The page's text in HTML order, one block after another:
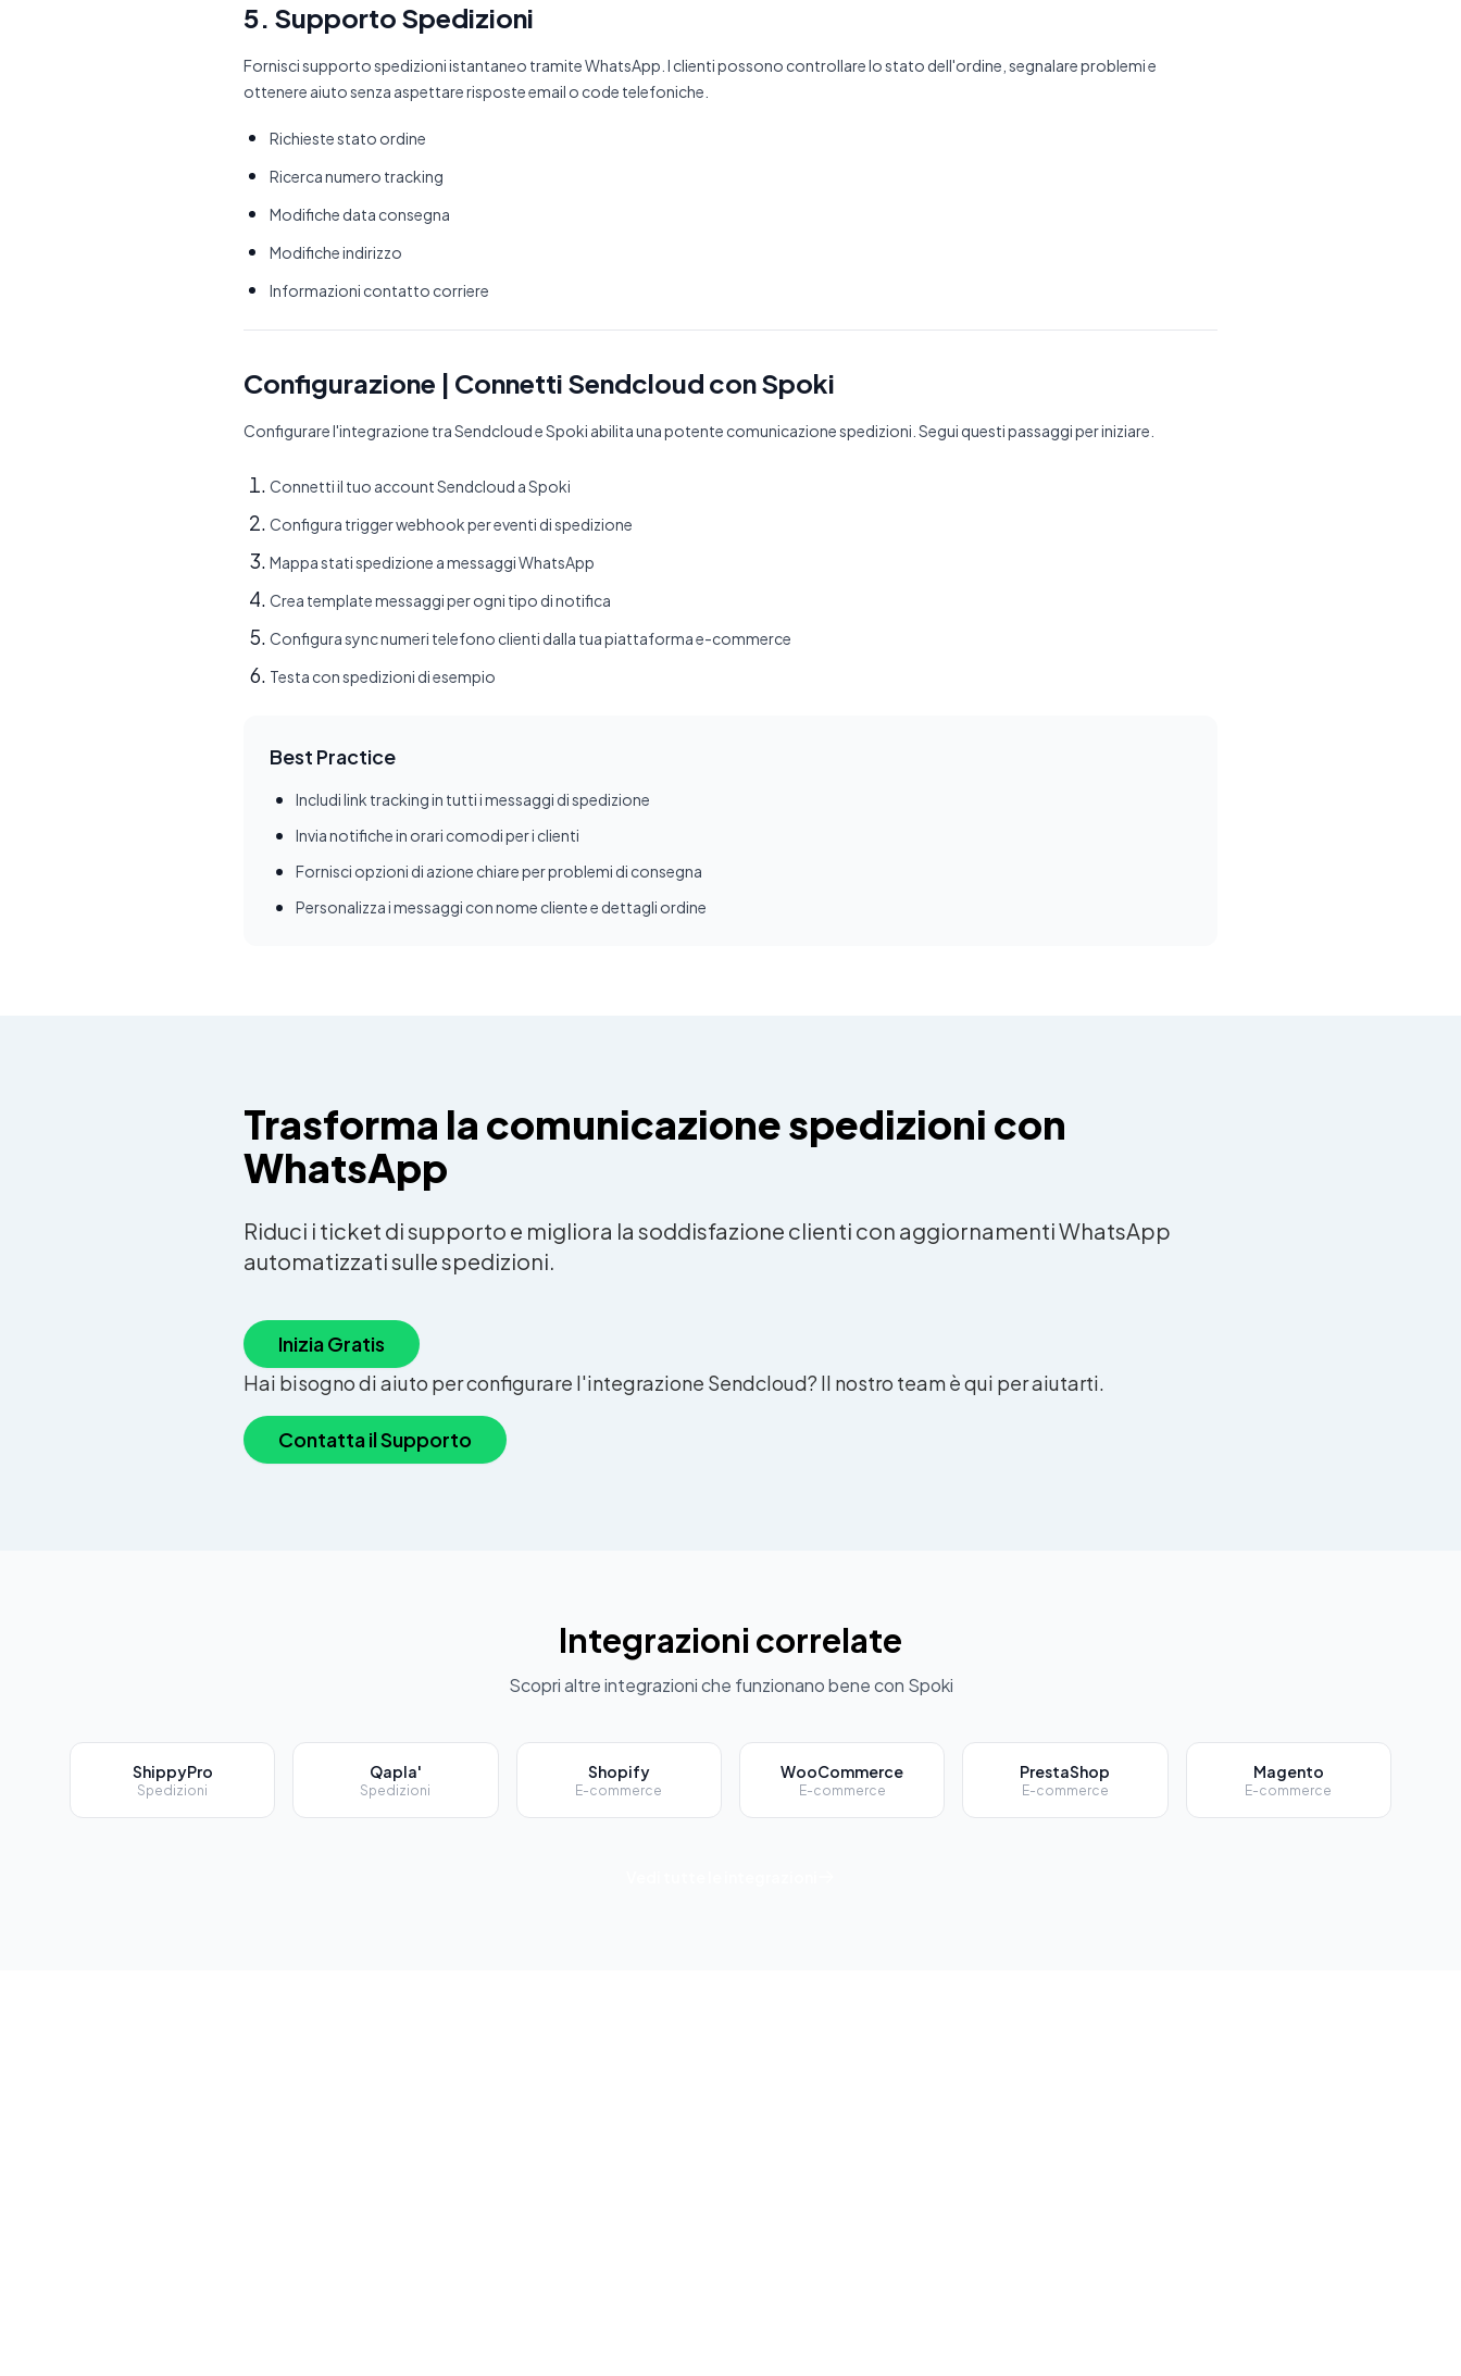
5. Supporto Spedizioni
Fornisci supporto spedizioni istantaneo tramite WhatsApp. I clienti possono controllare lo stato dell'ordine, segnalare problemi e
ottenere aiuto senza aspettare risposte email o code telefoniche.
Richieste stato ordine
Ricerca numero tracking
Modifiche data consegna
Modifiche indirizzo
Informazioni contatto corriere
Configurazione | Connetti Sendcloud con Spoki
Configurare l'integrazione tra Sendcloud e Spoki abilita una potente comunicazione spedizioni. Segui questi passaggi per iniziare.
Connetti il tuo account Sendcloud a Spoki
Configura trigger webhook per eventi di spedizione
Mappa stati spedizione a messaggi WhatsApp
Crea template messaggi per ogni tipo di notifica
Configura sync numeri telefono clienti dalla tua piattaforma e-commerce
Testa con spedizioni di esempio
Best Practice
Includi link tracking in tutti i messaggi di spedizione
Invia notifiche in orari comodi per i clienti
Fornisci opzioni di azione chiare per problemi di consegna
Personalizza i messaggi con nome cliente e dettagli ordine
Trasforma la comunicazione spedizioni con
WhatsApp
Riduci i ticket di supporto e migliora la soddisfazione clienti con aggiornamenti WhatsApp
automatizzati sulle spedizioni.
Inizia Gratis
Hai bisogno di aiuto per configurare l'integrazione Sendcloud? Il nostro team è qui per aiutarti.
Contatta il Supporto
Integrazioni correlate
Scopri altre integrazioni che funzionano bene con Spoki
ShippyPro
Spedizioni
Qapla'
Spedizioni
Shopify
E-commerce
WooCommerce
E-commerce
PrestaShop
E-commerce
Magento
E-commerce